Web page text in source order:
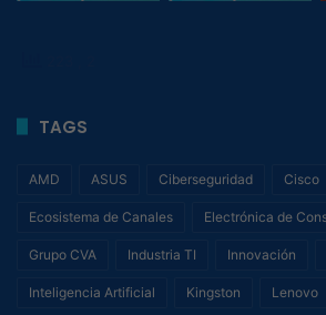
TAGS
AMD ASUS Ciberseguridad Cisco
Ecosistema de Canales Electrónica de
Grupo CVA Industria TI Innovación
Inteligencia Artificial Kingston Lenovo